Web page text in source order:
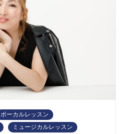
ボーカルレッスン
ミュージカルレッスン